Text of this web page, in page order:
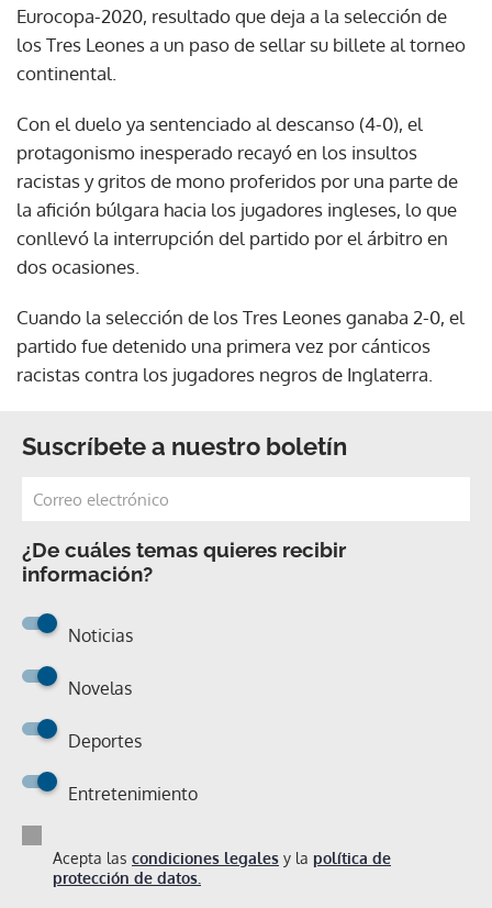
Eurocopa-2020, resultado que deja a la selección de
los Tres Leones a un paso de sellar su billete al torneo
continental.
Con el duelo ya sentenciado al descanso (4-0), el
protagonismo inesperado recayó en los insultos
racistas y gritos de mono proferidos por una parte de
la afición búlgara hacia los jugadores ingleses, lo que
conllevó la interrupción del partido por el árbitro en
dos ocasiones.
Cuando la selección de los Tres Leones ganaba 2-0, el
partido fue detenido una primera vez por cánticos
racistas contra los jugadores negros de Inglaterra.
Suscríbete a nuestro boletín
¿De cuáles temas quieres recibir
información?
Noticias
Novelas
Deportes
Entretenimiento
Acepta las condiciones legales y la política de
protección de datos.